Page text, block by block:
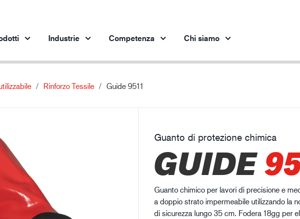
Industria meccanica
Industria petrolifera
Edilizia e costruzioni
Logistica
HXFIBR™
SPARX™
XLNT™
Industrie
Industria
Competenza Chi siamo
Rinforzo Tessile Guide 9511
Guanto di protezione chimica
GUIDE
Guanto chimico per lavori di precisione e
a doppio strato impermeabile utilizzando la
di sicurezza lungo 35 cm. Fodera 18gg per